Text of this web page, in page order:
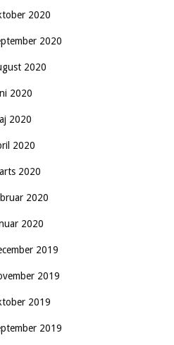
2020
2020
2020
2020
2020
2020
2020
2020
2020
2019
2019
2019
2019